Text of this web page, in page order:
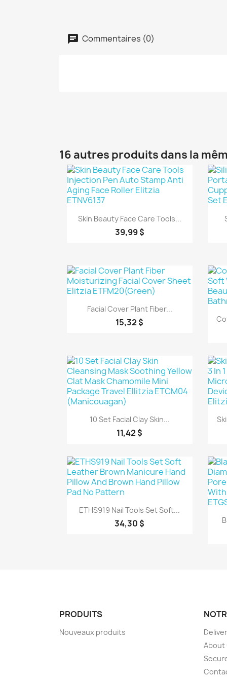
Commentaires (0)
16 autres produits dans la
Aperçu rapide
Skin Beauty Face Care Tools...
39,99 $
Aperçu rapide
Facial Cover Plant Fiber...
15,32 $
Aperçu rapide
10 Set Facial Clay Skin...
11,42 $
Aperçu rapide
ETHS919 Nail Tools Set Soft...
34,30 $
PRODUITS
Nouveaux produits
About